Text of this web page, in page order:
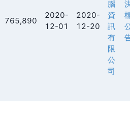
765,890
2020-
12-01
2020-
12-20
腦
資
訊
有
限
公
司